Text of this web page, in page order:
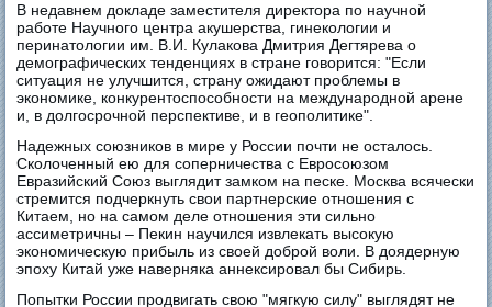
В недавнем докладе заместителя директора по научной
работе Научного центра акушерства, гинекологии и
перинатологии им. В.И. Кулакова Дмитрия Дегтярева о
демографических тенденциях в стране говорится: "Если
ситуация не улучшится, страну ожидают проблемы в
экономике, конкурентоспособности на международной арене
и, в долгосрочной перспективе, и в геополитике".
Надежных союзников в мире у России почти не осталось.
Сколоченный ею для соперничества с Евросоюзом
Евразийский Союз выглядит замком на песке. Москва всячески
стремится подчеркнуть свои партнерские отношения с
Китаем, но на самом деле отношения эти сильно
ассиметричны – Пекин научился извлекать высокую
экономическую прибыль из своей доброй воли. В доядерную
эпоху Китай уже наверняка аннексировал бы Сибирь.
Попытки России продвигать свою "мягкую силу" выглядят не